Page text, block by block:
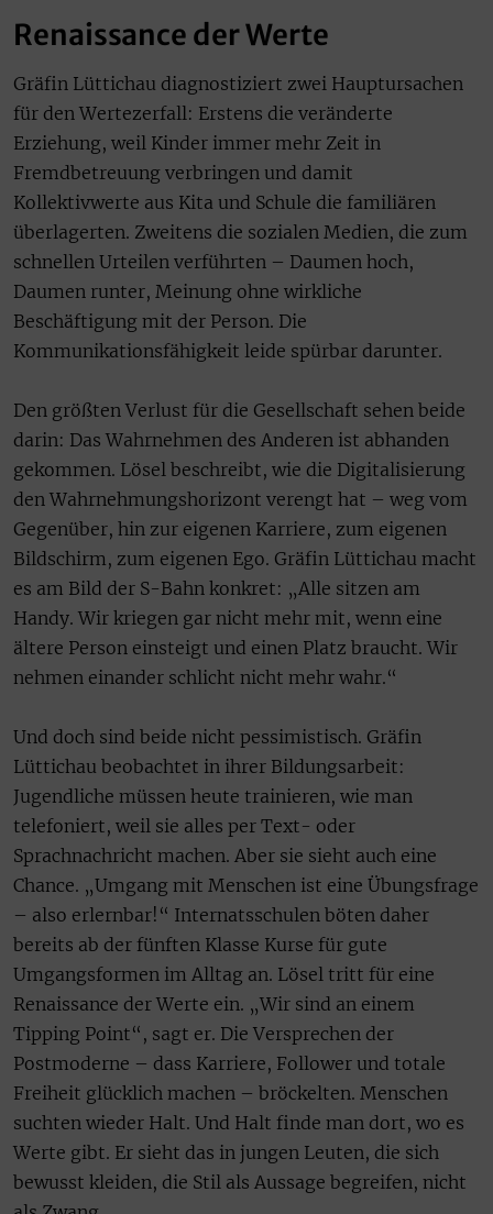
Renaissance der Werte
Gräfin Lüttichau diagnostiziert zwei Hauptursachen
für den Wertezerfall: Erstens die veränderte
Erziehung, weil Kinder immer mehr Zeit in
Fremdbetreuung verbringen und damit
Kollektivwerte aus Kita und Schule die familiären
überlagerten. Zweitens die sozialen Medien, die zum
schnellen Urteilen verführten – Daumen hoch,
Daumen runter, Meinung ohne wirkliche
Beschäftigung mit der Person. Die
Kommunikationsfähigkeit leide spürbar darunter.
Den größten Verlust für die Gesellschaft sehen beide
darin: Das Wahrnehmen des Anderen ist abhanden
gekommen. Lösel beschreibt, wie die Digitalisierung
den Wahrnehmungshorizont verengt hat – weg vom
Gegenüber, hin zur eigenen Karriere, zum eigenen
Bildschirm, zum eigenen Ego. Gräfin Lüttichau macht
es am Bild der S-Bahn konkret: „Alle sitzen am
Handy. Wir kriegen gar nicht mehr mit, wenn eine
ältere Person einsteigt und einen Platz braucht. Wir
nehmen einander schlicht nicht mehr wahr.“
Und doch sind beide nicht pessimistisch. Gräfin
Lüttichau beobachtet in ihrer Bildungsarbeit:
Jugendliche müssen heute trainieren, wie man
telefoniert, weil sie alles per Text- oder
Sprachnachricht machen. Aber sie sieht auch eine
Chance. „Umgang mit Menschen ist eine Übungsfrage
– also erlernbar!“ Internatsschulen böten daher
bereits ab der fünften Klasse Kurse für gute
Umgangsformen im Alltag an. Lösel tritt für eine
Renaissance der Werte ein. „Wir sind an einem
Tipping Point“, sagt er. Die Versprechen der
Postmoderne – dass Karriere, Follower und totale
Freiheit glücklich machen – bröckelten. Menschen
suchten wieder Halt. Und Halt finde man dort, wo es
Werte gibt. Er sieht das in jungen Leuten, die sich
bewusst kleiden, die Stil als Aussage begreifen, nicht